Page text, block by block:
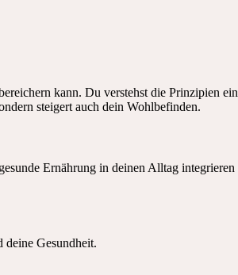
kann. Du verstehst die Prinzipien
steigert auch dein Wohlbefinden.
Ernährung in deinen Alltag
Gesundheit.